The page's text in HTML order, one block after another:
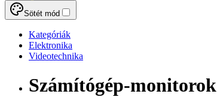
Sötét mód
Kategóriák
Elektronika
Videotechnika
Számítógép-monitorok